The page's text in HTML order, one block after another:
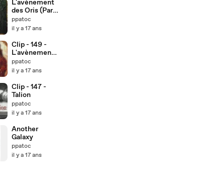
L'avènement
des Oris (Part
III) - 720p
ppatoc
il y a 17 ans
Clip - 149 -
L'avènement
des Oris (Part
IV)
ppatoc
il y a 17 ans
Clip - 147 -
Talion
ppatoc
il y a 17 ans
Another
Galaxy
ppatoc
il y a 17 ans